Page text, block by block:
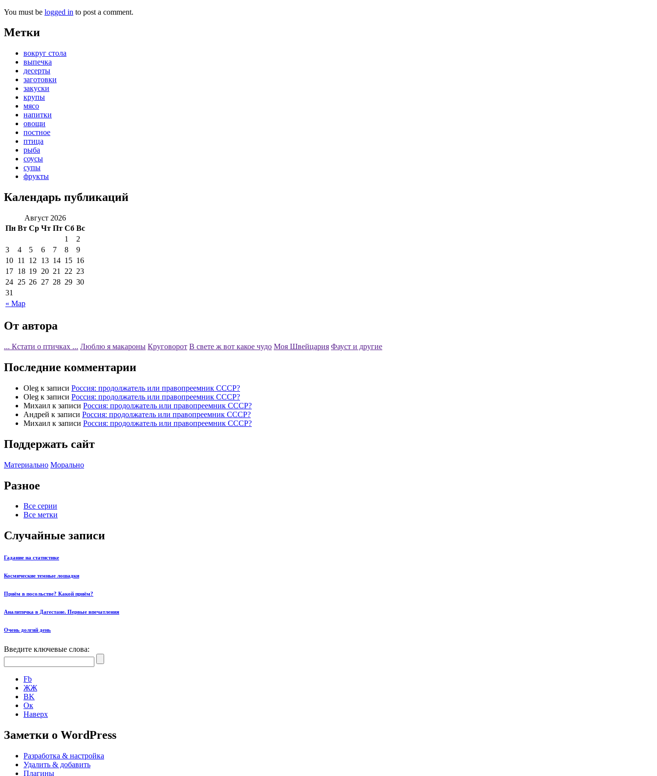
You must be logged in to post a comment.
Метки
вокруг стола
выпечка
десерты
заготовки
закуски
крупы
мясо
напитки
овощи
постное
птица
рыба
соусы
супы
фрукты
Календарь публикаций
Август 2026
Пн Вт Ср Чт Пт Сб Вс
« Мар
1
2
3
4 5 6 7 8
9
10 11 12 13 14 15 16
17 18 19 20 21 22 23
24 25 26 27 28 29 30
31
От автора
... Кстати о птичках ... Люблю я макароны Круговорот В свете ж вот какое чудо Моя Швейцария Фауст и другие
Последние комментарии
Oleg к записи Россия: продолжатель или правопреемник СССР?
Oleg к записи Россия: продолжатель или правопреемник СССР?
Михаил к записи Россия: продолжатель или правопреемник СССР?
Андрей к записи Россия: продолжатель или правопреемник СССР?
Михаил к записи Россия: продолжатель или правопреемник СССР?
Поддержать сайт
Материально Морально
Разное
Все серии
Все метки
Случайные записи
Гадание на статистике
Космические темные лошадки
Приём в посольстве? Какой приём?
Аналитичка в Дагестане. Первые впечатления
Очень долгий день
Введите ключевые слова:
Fb
ЖЖ
ВK
Ок
Наверх
Заметки о WordPress
Разработка & настройка
Удалить & добавить
Плагины